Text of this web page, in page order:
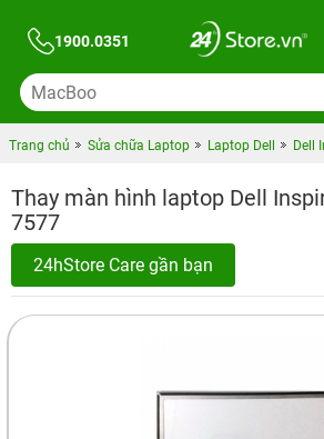
1900.0351
Trang chủ Sửa chữa Laptop Laptop Dell Dell
Thay màn hình laptop Dell
7577
24hStore Care gần bạn